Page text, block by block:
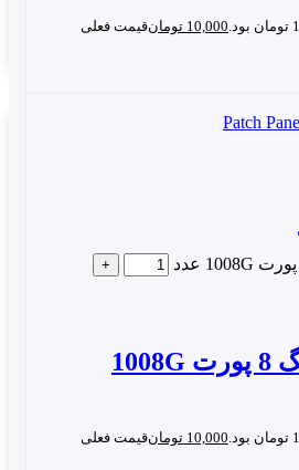
10,000 تومان قیمت فعلی
10,000 تومان قیمت فعلی